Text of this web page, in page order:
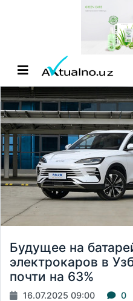
Будущее на
электрокаров в
почти на 63%
16.07.2025 09:00 0